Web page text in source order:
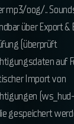
mp3/oog/..
über Export &
(überprüft
auf
Import von
gespeichert